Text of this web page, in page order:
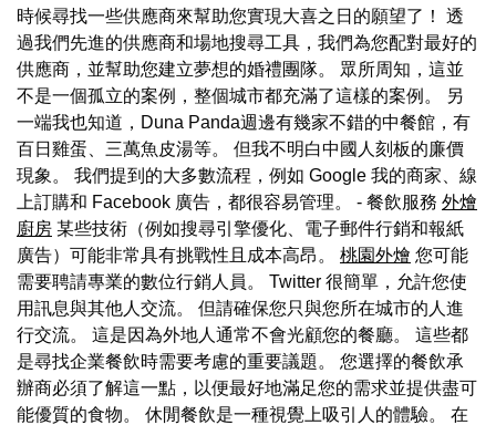
時候尋找一些供應商來幫助您實現大喜之日的願望了！ 透
過我們先進的供應商和場地搜尋工具，我們為您配對最好的
供應商，並幫助您建立夢想的婚禮團隊。 眾所周知，這並
不是一個孤立的案例，整個城市都充滿了這樣的案例。 另
一端我也知道，Duna Panda週邊有幾家不錯的中餐館，有
百日雞蛋、三萬魚皮湯等。 但我不明白中國人刻板的廉價
現象。 我們提到的大多數流程，例如 Google 我的商家、線
上訂購和 Facebook 廣告，都很容易管理。 - 餐飲服務 外燴
廚房 某些技術（例如搜尋引擎優化、電子郵件行銷和報紙
廣告）可能非常具有挑戰性且成本高昂。 桃園外燴 您可能
需要聘請專業的數位行銷人員。 Twitter 很簡單，允許您使
用訊息與其他人交流。 但請確保您只與您所在城市的人進
行交流。 這是因為外地人通常不會光顧您的餐廳。 這些都
是尋找企業餐飲時需要考慮的重要議題。 您選擇的餐飲承
辦商必須了解這一點，以便最好地滿足您的需求並提供盡可
能優質的食物。 休閒餐飲是一種視覺上吸引人的體驗。 在